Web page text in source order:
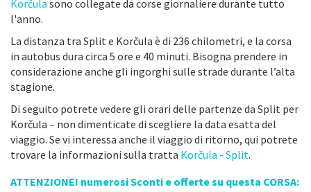
Korčula sono collegate da corse giornaliere durante tutto
l'anno.
La distanza tra Split e Korčula è di 236 chilometri, e la corsa
in autobus dura circa 5 ore e 40 minuti. Bisogna prendere in
considerazione anche gli ingorghi sulle strade durante l’alta
stagione.
Di seguito potrete vedere gli orari delle partenze da Split per
Korčula – non dimenticate di scegliere la data esatta del
viaggio. Se vi interessa anche il viaggio di ritorno, qui potrete
trovare la informazioni sulla tratta Korčula - Split.
ATTENZIONE! numerosi Sconti e offerte su questa CORSA: